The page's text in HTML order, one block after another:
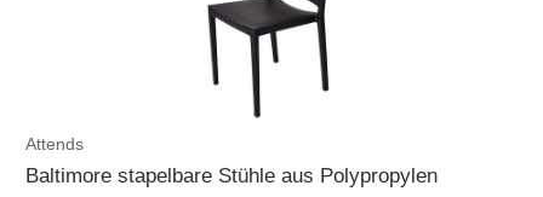
Attends
Baltimore stapelbare Stühle aus Polypropylen